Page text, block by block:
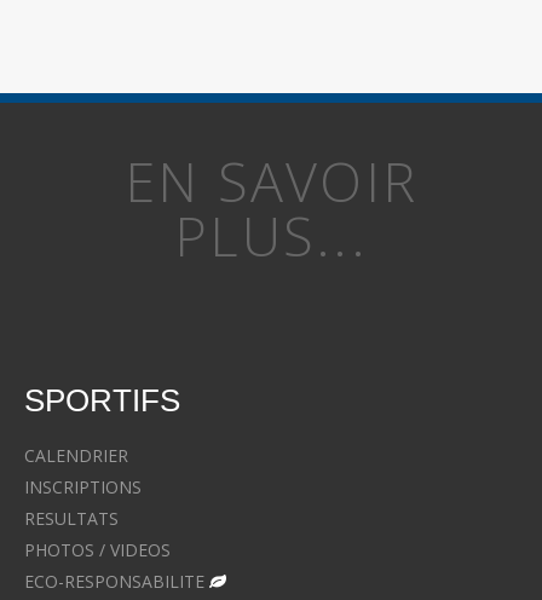
EN SAVOIR
PLUS...
SPORTIFS
CALENDRIER
INSCRIPTIONS
RESULTATS
PHOTOS / VIDEOS
ECO-RESPONSABILITE